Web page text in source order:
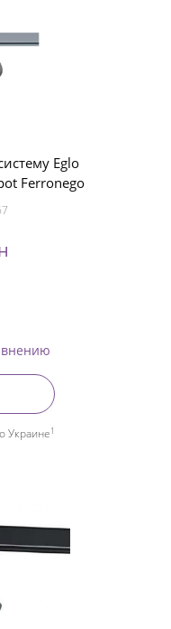
Eglo
Ferronego
Украине1